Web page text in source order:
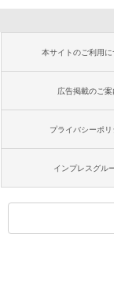
本サイトのご利用に
広告掲載のご案
プライバシーポリ
インプレスグル